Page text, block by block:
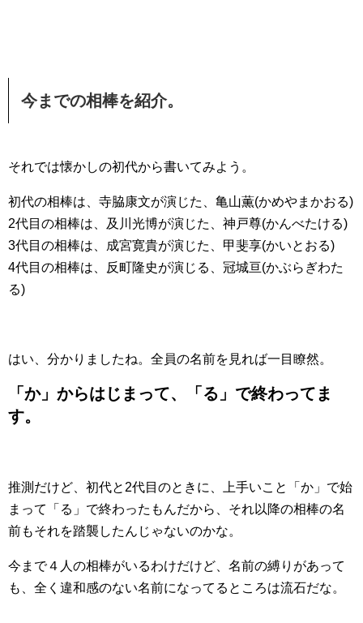
今までの相棒を紹介。
それでは懐かしの初代から書いてみよう。
初代の相棒は、寺脇康文が演じた、亀山薫(かめやまかおる)
2代目の相棒は、及川光博が演じた、神戸尊(かんべたける)
3代目の相棒は、成宮寛貴が演じた、甲斐享(かいとおる)
4代目の相棒は、反町隆史が演じる、冠城亘(かぶらぎわた
る)
はい、分かりましたね。全員の名前を見れば一目瞭然。
「か」からはじまって、「る」で終わってま
す。
推測だけど、初代と2代目のときに、上手いこと「か」で始
まって「る」で終わったもんだから、それ以降の相棒の名
前もそれを踏襲したんじゃないのかな。
今まで４人の相棒がいるわけだけど、名前の縛りがあって
も、全く違和感のない名前になってるところは流石だな。